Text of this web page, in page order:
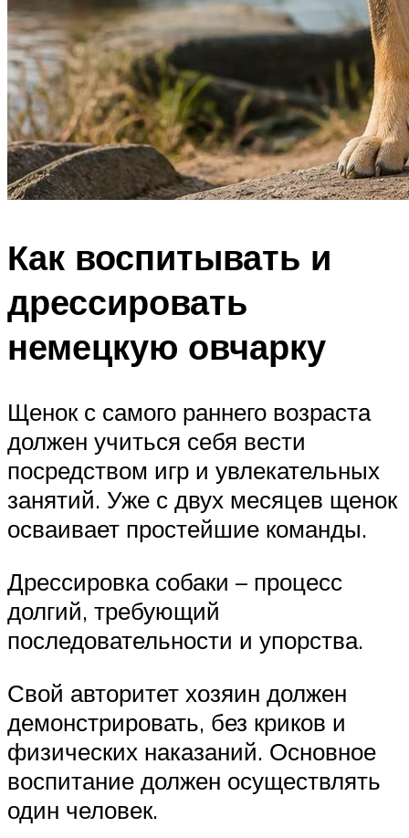
Как воспитывать и
дрессировать
немецкую овчарку
Щенок с самого раннего возраста
должен учиться себя вести
посредством игр и увлекательных
занятий. Уже с двух месяцев щенок
осваивает простейшие команды.
Дрессировка собаки – процесс
долгий, требующий
последовательности и упорства.
Свой авторитет хозяин должен
демонстрировать, без криков и
физических наказаний. Основное
воспитание должен осуществлять
один человек.